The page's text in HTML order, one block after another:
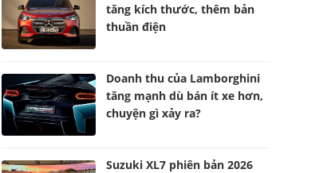
tăng kích thước, thêm bản
thuần điện
Doanh thu của Lamborghini
tăng mạnh dù bán ít xe hơn,
chuyện gì xảy ra?
Suzuki XL7 phiên bản 2026